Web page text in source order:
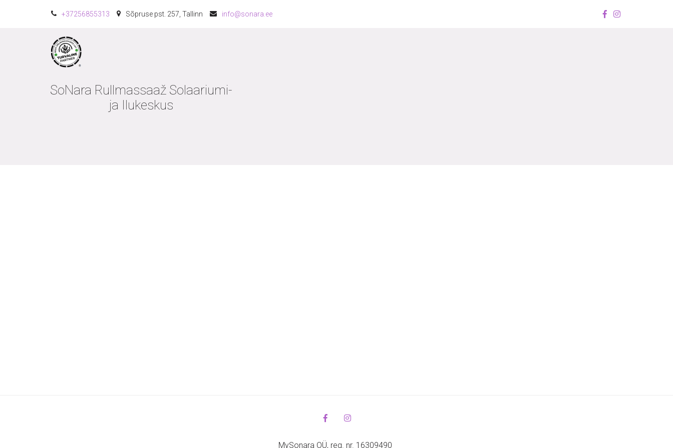
+37256855313 Sõpruse pst. 257 Tallinn info@sonara.ee
SoNara Rullmassaaž Solaariumi-
ja Ilukeskus
MySonara OÜ, reg. nr. 16309490